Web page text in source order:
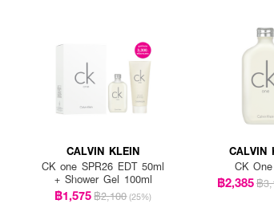
CALVIN KLEIN
CK one SPR26 EDT 50ml
+ Shower Gel 100ml
฿1,575฿2,100 (25%)
CALVIN
CK
฿2,385฿